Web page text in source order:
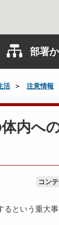
部署
活 注意情報
内へ
コン
という重大事